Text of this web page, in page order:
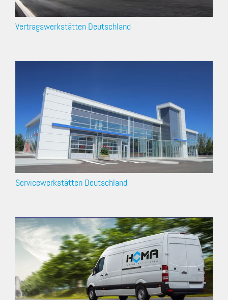
Vertragswerkstätten Deutschland
Servicewerkstätten Deutschland